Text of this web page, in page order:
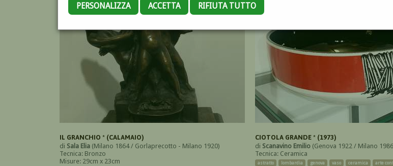
PERSONALIZZA ACCETTA RIFIUTA TUTTO
IL GRANCHIO * (CALAMAIO)
di Sala Elia (Milano 1864 / Gorlaprecotto - Milano 1920)
Tecnica: Bronzo
Misure: 29cm x 23cm
CIOTOLA GRANDE * (1973)
di Scanavino Emilio (Genova 1922 / Milano
Tecnica: Ceramica
astratto lombardia genova vaso ceramica
arte